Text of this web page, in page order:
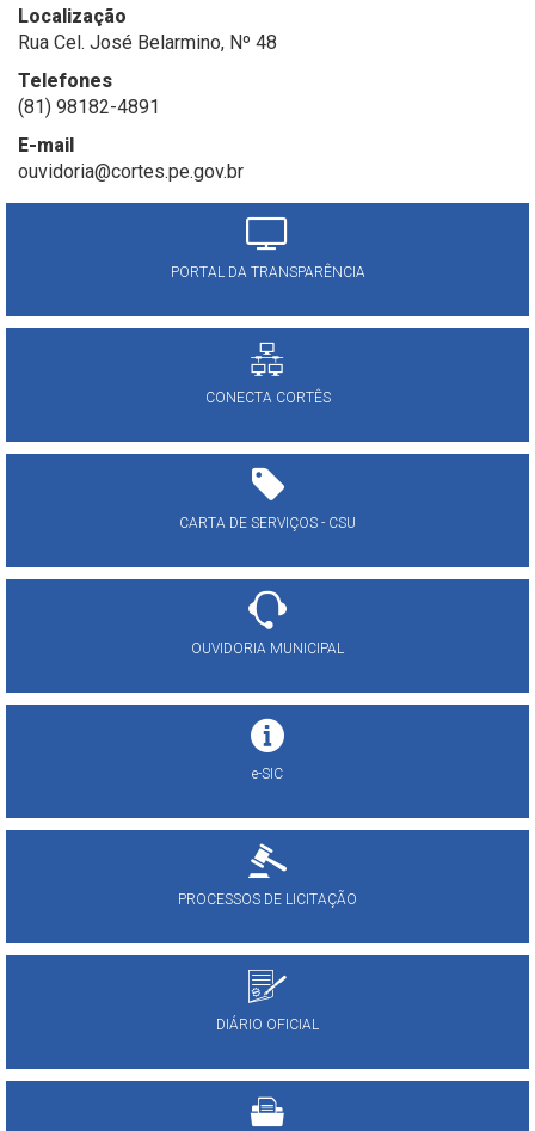
Localização
Rua Cel. José Belarmino, Nº 48
Telefones
(81) 98182-4891
E-mail
ouvidoria@cortes.pe.gov.br
PORTAL DA TRANSPARÊNCIA
CONECTA CORTÊS
CARTA DE SERVIÇOS - CSU
OUVIDORIA MUNICIPAL
e-SIC
PROCESSOS DE LICITAÇÃO
DIÁRIO OFICIAL